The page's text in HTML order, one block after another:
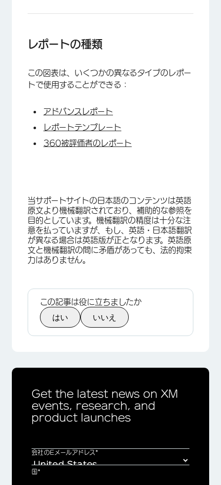
レポートの種類
この図表は、いくつかの異なるタイプのレポー
トで使用することができる：
アドバンスレポート
レポートテンプレート
360被評価者のレポート
当サポートサイトの日本語のコンテンツは英語
原文より機械翻訳されており、補助的な参照を
目的としています。機械翻訳の精度は十分な注
意を払っていますが、もし、英語・日本語翻訳
が異なる場合は英語版が正となります。英語原
文と機械翻訳の間に矛盾があっても、法的拘束
力はありません。
この記事は役に立ちましたか
はい いいえ
Get the latest news on XM
events, research, and
product launches
会社のEメールアドレス*
国*